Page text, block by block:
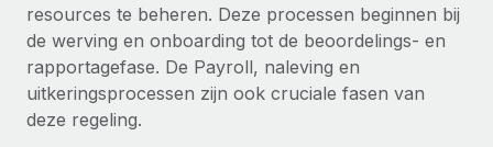
Platform
Ingebouwde essentiële HR-functies voor je team
Verbinden Nieuw
AI-tools koppelen aan Remote met onze MCP
Global HR voor grote bedrijven
WERK MET ONS SAMEN
Checklists en templates
Bibliotheek met functiebeschrijvingen
Italiano
Português (Portugal)
日本語
resources te beheren. Deze processen beginnen bij
de werving en onboarding tot de beoordelings- en
rapportagefase. De Payroll, naleving en
uitkeringsprocessen zijn ook cruciale fasen van
deze regeling.